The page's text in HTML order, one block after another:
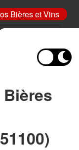
Bières et Vins